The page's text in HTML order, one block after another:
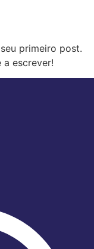
primeiro post.
escrever!